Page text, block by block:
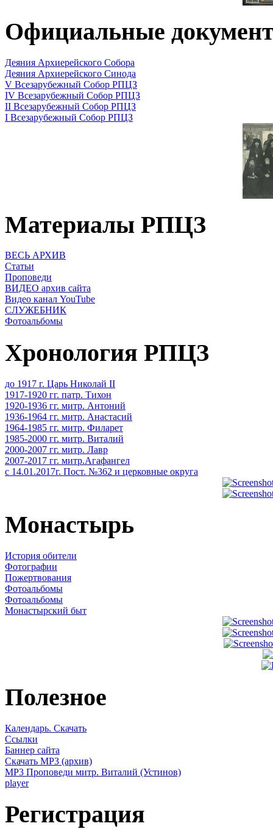
Официальные
Деяния Архиерейского Собора
Деяния Архиерейского Синода
V Всезарубежный Собор РПЦЗ
IV Всезарубежный Собор РПЦЗ
II Всезарубежный Собор РПЦЗ
I Всезарубежный Собор РПЦЗ
Материалы РПЦЗ
ВЕСЬ АРХИВ
Статьи
Проповеди
ВИДЕО архив сайта
Видео канал YouTube
СЛУЖЕБНИК
Фотоальбомы
Хронология РПЦЗ
до 1917 г. Царь Николай II
1917-1920 гг. патр. Тихон
1920-1936 гг. митр. Антоний
1936-1964 гг. митр. Анастасий
1964-1985 гг. митр. Филарет
1985-2000 гг. митр. Виталий
2000-2007 гг. митр. Лавр
2007-2017 гг. митр.Агафангел
с 14.01.2017г. Пост. №362 и церковные округа
Монастырь
История обители
Фотографии
Пожертвования
Фотоальбомы
Фотоальбомы
Монастырский быт
Полезное
Календарь. Скачать
Ссылки
Баннер сайта
Скачать MP3 (архив)
MP3 Проповеди митр. Виталий (Устинов)
player
Регистрация